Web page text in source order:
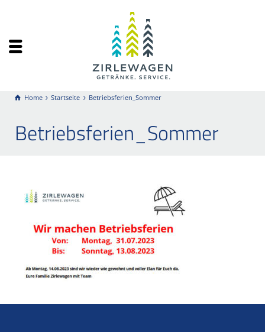
Home Startseite Betriebsferien_Sommer
Betriebsferien_Sommer